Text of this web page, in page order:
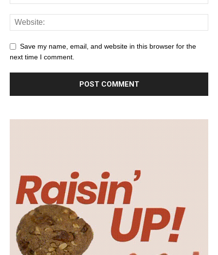
Save my name, email, and website in this browser for the
next time I comment.